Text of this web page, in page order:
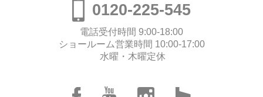
0120-225-545
電話受付時間 9:00-18:00
ショールーム営業時間 10:00-17:00
水曜・木曜定休